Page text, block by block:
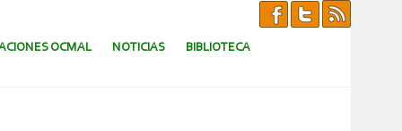
OCMAL NOTICIAS BIBLIOTECA